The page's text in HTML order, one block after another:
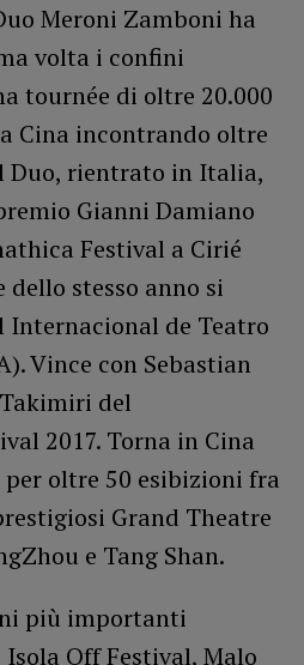
Meroni Zamboni ha
volta i confini
tournée di oltre 20.000
Cina incontrando oltre
Duo, rientrato in Italia,
Gianni Damiano
Festival a Cirié
dello stesso anno si
Internacional de Teatro
Vince con Sebastian
del
2017. Torna in Cina
per oltre 50 esibizioni fra
Grand Theatre
e Tang Shan.
più importanti
Off Festival, Malo